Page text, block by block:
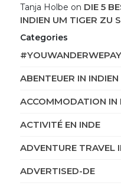
Tanja Holbe on DIE 5
INDIEN UM TIGER ZU
Categories
#YOUWANDERWEPAY
ABENTEUER IN INDIEN
ACCOMMODATION IN
ACTIVITÉ EN INDE
ADVENTURE TRAVEL
ADVERTISED-DE